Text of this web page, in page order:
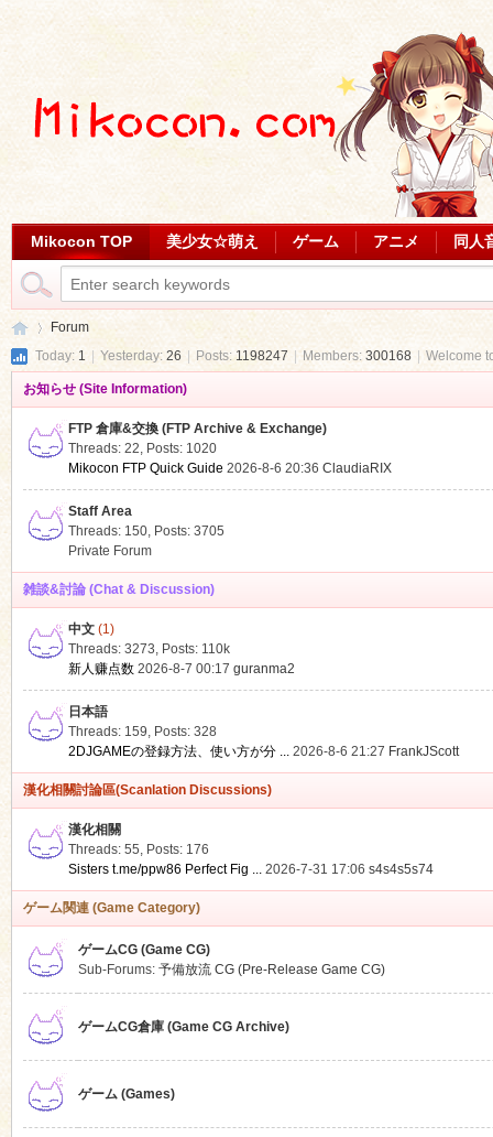
Mikocon TOP 美少女☆萌え ゲーム アニメ 同人
Forum
Today: 1 Yesterday: 26 Posts:1198247 Members: 300168 Welcome
お知らせ (Site Information)
FTP 倉庫&交換 (FTP Archive & Exchange)
Threads: 22, Posts: 1020
Mikocon FTP Quick Guide 2026-8-6 20:36 ClaudiaRIX
Staff Area
Threads: 150, Posts: 3705
Private Forum
雑談&討論 (Chat & Discussion)
中文(1)
Threads: 3273, Posts: 110k
新人赚点数 2026-8-7 00:17 guranma2
日本語
Threads: 159, Posts: 328
2DJGAMEの登録方法、使い方が分 ... 2026-8-6 21:27 FrankJScott
漢化相關討論區(Scanlation Discussions)
漢化相關
Threads: 55, Posts: 176
Sisters t.me/ppw86 Perfect Fig ... 2026-7-31 17:06 s4s4s5s74
ゲーム関連 (Game Category)
ゲームCG (Game CG)
Sub-Forums: 予備放流 CG (Pre-Release Game CG)
ゲームCG倉庫 (Game CG Archive)
ゲーム (Games)